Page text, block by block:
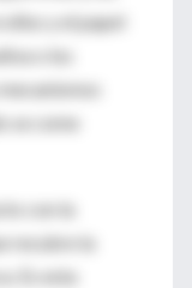
y el papel
o los
se come
con la
recubre la
Es esta